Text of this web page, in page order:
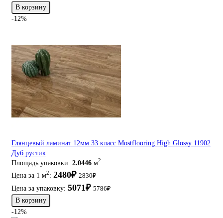
В корзину
-12%
Глянцевый ламинат 12мм 33 класс Mostflooring High Glossy 11902
Дуб рустик
Площадь упаковки: 2.0446 м2
Цена за 1 м2: 2480₽ 2830₽
Цена за упаковку: 5071₽ 5786₽
В корзину
-12%